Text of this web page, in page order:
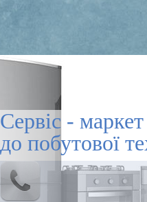
Сервіс -
до побутової